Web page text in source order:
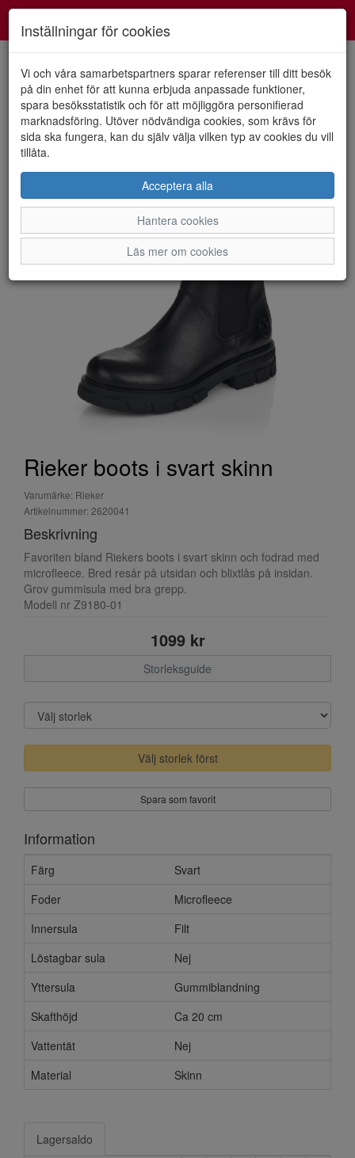
HEM RIEKER
Rieker boots i svart skinn
Varumärke: Rieker
Artikelnummer: 2620041
Beskrivning
Favoriten bland Riekers boots i svart skinn och fodrad med
microfleece. Bred resår på utsidan och blixtlås på insidan.
Grov gummisula med bra grepp.
Modell nr Z9180-01
1099 kr
Storleksguide
Välj storlek först
Spara som favorit
Information
Färg
Svart
Foder
Microfleece
Innersula
Filt
Löstagbar sula
Nej
Yttersula
Gummiblandning
Skafthöjd
Ca 20 cm
Vattentät
Nej
Material
Skinn
Lagersaldo
Inställningar för cookies
Vi och våra samarbetspartners sparar referenser till ditt besök
på din enhet för att kunna erbjuda anpassade funktioner,
spara besöksstatistik och för att möjliggöra personifierad
marknadsföring. Utöver nödvändiga cookies, som krävs för
sida ska fungera, kan du själv välja vilken typ av cookies du vill
tillåta.
Acceptera alla
Hantera cookies
Läs mer om cookies